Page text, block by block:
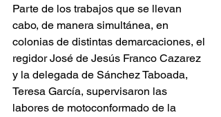
Parte de los trabajos que se llevan
cabo, de manera simultánea, en
colonias de distintas demarcaciones, el
regidor José de Jesús Franco Cazarez
y la delegada de Sánchez Taboada,
Teresa García, supervisaron las
labores de motoconformado de la